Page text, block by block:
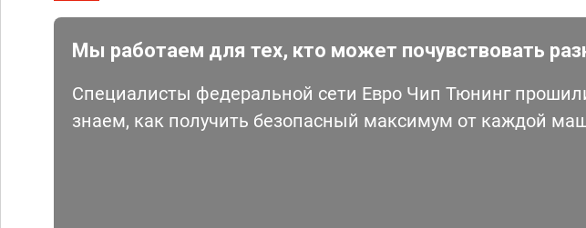
Мы работаем для тех, кто может почувствовать
Специалисты федеральной сети Евро Чип Тюнинг
знаем, как получить безопасный максимум от каждой